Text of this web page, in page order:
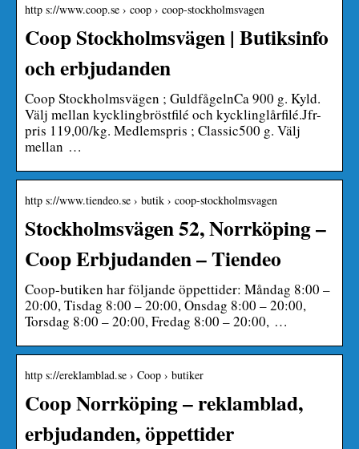
http s://www.coop.se › coop › coop-stockholmsvagen
Coop Stockholmsvägen | Butiksinfo
och erbjudanden
Coop Stockholmsvägen ; GuldfågelnCa 900 g. Kyld.
Välj mellan kycklingbröstfilé och kycklinglårfilé.Jfr-
pris 119,00/kg. Medlemspris ; Classic500 g. Välj
mellan …
http s://www.tiendeo.se › butik › coop-stockholmsvagen
Stockholmsvägen 52, Norrköping –
Coop Erbjudanden – Tiendeo
Coop-butiken har följande öppettider: Måndag 8:00 –
20:00, Tisdag 8:00 – 20:00, Onsdag 8:00 – 20:00,
Torsdag 8:00 – 20:00, Fredag 8:00 – 20:00, …
http s://ereklamblad.se › Coop › butiker
Coop Norrköping – reklamblad,
erbjudanden, öppettider